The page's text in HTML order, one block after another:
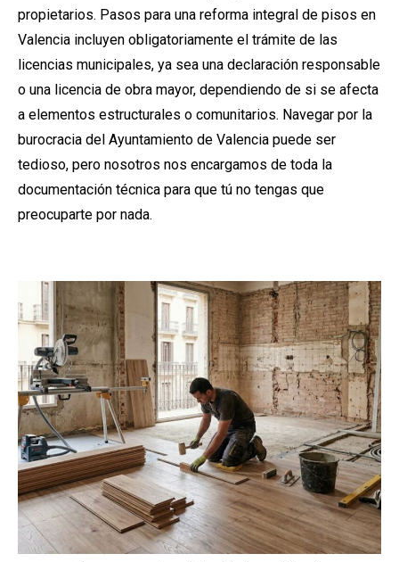
propietarios. Pasos para una reforma integral de pisos en
Valencia incluyen obligatoriamente el trámite de las
licencias municipales, ya sea una declaración responsable
o una licencia de obra mayor, dependiendo de si se afecta
a elementos estructurales o comunitarios. Navegar por la
burocracia del Ayuntamiento de Valencia puede ser
tedioso, pero nosotros nos encargamos de toda la
documentación técnica para que tú no tengas que
preocuparte por nada.